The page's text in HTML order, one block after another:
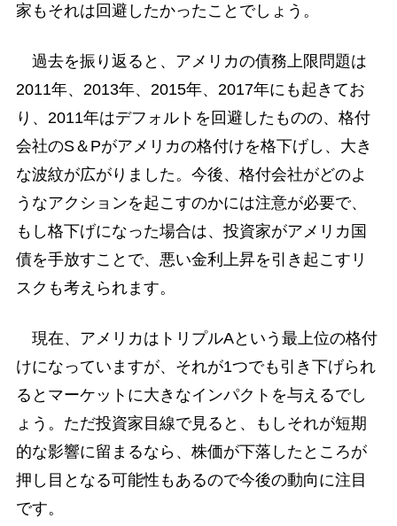
家もそれは回避したかったことでしょう。
過去を振り返ると、アメリカの債務上限問題は
2011年、2013年、2015年、2017年にも起きてお
り、2011年はデフォルトを回避したものの、格付
会社のS＆Pがアメリカの格付けを格下げし、大き
な波紋が広がりました。今後、格付会社がどのよ
うなアクションを起こすのかには注意が必要で、
もし格下げになった場合は、投資家がアメリカ国
債を手放すことで、悪い金利上昇を引き起こすリ
スクも考えられます。
現在、アメリカはトリプルAという最上位の格付
けになっていますが、それが1つでも引き下げられ
るとマーケットに大きなインパクトを与えるでし
ょう。ただ投資家目線で見ると、もしそれが短期
的な影響に留まるなら、株価が下落したところが
押し目となる可能性もあるので今後の動向に注目
です。